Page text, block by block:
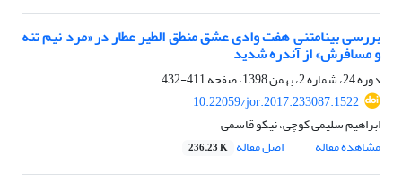
بررسی بینامتنی هفت وادی عشق منطق الطیر عطار در «مرد نیم تنه
و مسافرش» از آندره شدید
دوره 24، شماره 2، بهمن 1398، صفحه
411-432
10.22059/jor.2017.233087.1522
ابراهیم سلیمی کوچی، نیکو قاسمی
مشاهده مقاله
اصل مقاله 236.23 K